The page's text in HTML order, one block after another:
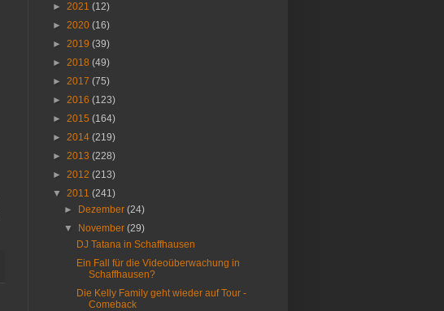
► 2021 (12)
► 2020 (16)
► 2019 (39)
► 2018 (49)
► 2017 (75)
► 2016 (123)
► 2015 (164)
► 2014 (219)
► 2013 (228)
► 2012 (213)
▼ 2011 (241)
►
Dezember(24)
▼
November(29)
DJ Tatana in Schaffhausen
Ein Fall für die Videoüberwachung in
Schaffhausen?
Die Kelly Family geht wieder auf Tour -
Comeback